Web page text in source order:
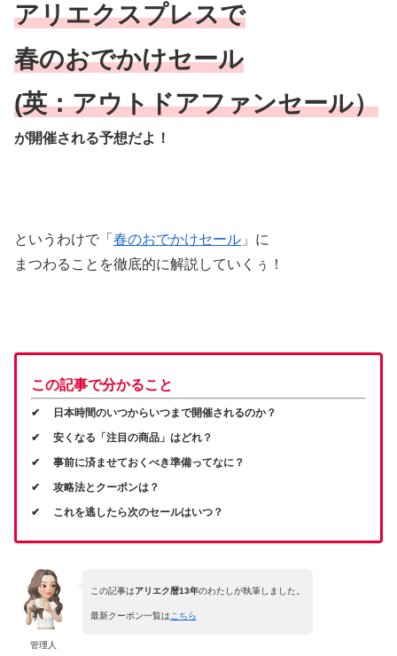
アリエクスプレスで
春のおでかけセール
(英：アウトドアファンセール）
が開催される予想だよ！
というわけで「 春のおでかけセール 」に
まつわることを徹底的に解説していくぅ！
この記事で分かること
✔ 日本時間のいつからいつまで開催されるのか？
✔ 安くなる「注目の商品」はどれ？
✔ 事前に済ませておくべき準備ってなに？
✔ 攻略法とクーポンは？
✔ これを逃したら次のセールはいつ？
管理人
この記事はアリエク暦13年のわたしが執筆しました。
最新クーポン一覧は こちら